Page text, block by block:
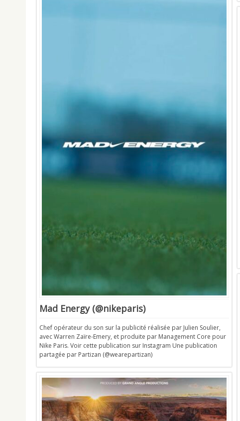
Mad Energy (@nikeparis)
Chef opérateur du son sur la publicité réalisée par Julien Soulier,
avec Warren Zaïre-Emery, et produite par Management Core pour
Nike Paris. Voir cette publication sur Instagram Une publication
partagée par Partizan (@wearepartizan)